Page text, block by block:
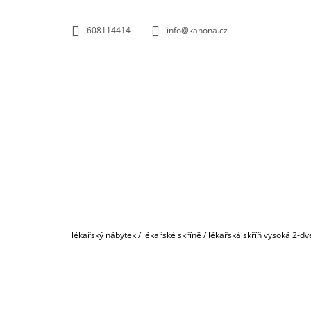
608114414 info@kanona.cz
Domů
lékařský nábytek/ lékařské skříně/ lékařská skříň vysoká 2-